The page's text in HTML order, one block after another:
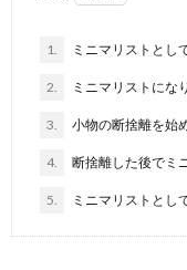
1. ミニマリストとし
2. ミニマリストにな
3. 小物の断捨離を始
4. 断捨離した後でミ
5. ミニマリストとし